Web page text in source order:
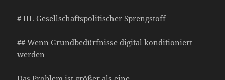
# III. Gesellschaftspolitischer Sprengstoff
## Wenn Grundbedürfnisse digital konditioniert
werden